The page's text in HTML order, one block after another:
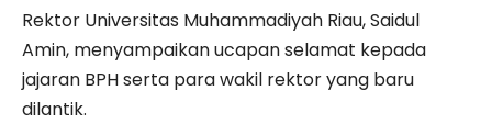
Rektor Universitas Muhammadiyah Riau,Saidul
Amin, menyampaikan ucapan selamat kepada
jajaran BPH serta para wakil rektor yang baru
dilantik.